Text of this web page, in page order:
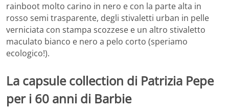
rainboot molto carino in nero e con la parte alta in
rosso semi trasparente, degli stivaletti urban in pelle
verniciata con stampa scozzese e un altro stivaletto
maculato bianco e nero a pelo corto (speriamo
ecologico!).
La capsule collection di Patrizia Pepe
per i 60 anni di Barbie